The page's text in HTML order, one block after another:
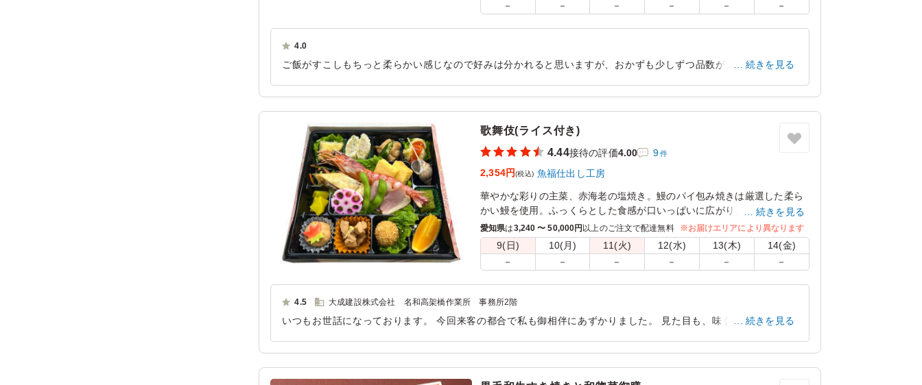
－ － － － － －
4.0
ご飯がすこしもちっと柔らかい感じなので好みは分かれると思いますが、おかずも少しずつ品数が多いので見た目
ます。
続きを見る
歌舞伎(ライス付き)
4.44接待の評価4.00 9件
2,354円(税込) 魚福仕出し工房
華やかな彩りの主菜、赤海老の塩焼き。鰻のパイ包み焼きは厳選した柔ら
かい鰻を使用。ふっくらとした食感が口いっぱいに広がり、絶妙な味わい
が舌をくすぐります。また、素朴な味わいのカモ肉やエビ湯葉、さっぱり
とした鶏の煮物など、バランス良く並べられた献立は、見ているだけでも
満足感が湧き上がります。普段のおもてなしや大事な集まりの席にぴった
りです。
続きを見る
愛知県は3,240 〜 50,000円 以上のご注文で配達無料 ※お届けエリアにより異なります
9(日) 10(月) 11(火) 12(水) 13(木) 14(金)
－ － － － － －
4.5 大成建設株式会社 名和高架橋作業所 事務所2階
いつもお世話になっております。 今回来客の都合で私も御相伴にあずかりました。 見た目も、味もバランス良く
続きを見る